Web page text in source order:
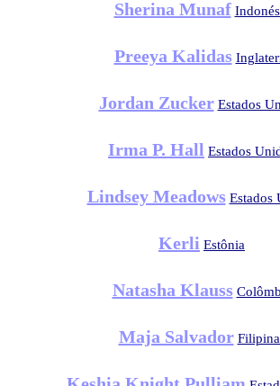
Sherina Munaf
Preeya Kalidas
Jordan Zucker Estados
Irma P. Hall Estados
Lindsey Meadows Estados
Kerli Estônia
Natasha Klauss
Maja Salvador